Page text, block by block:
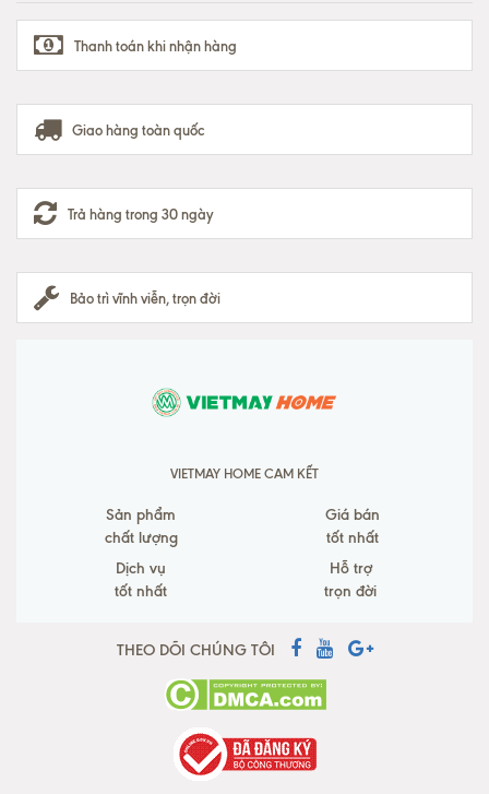
Thanh toán khi nhận hàng
Giao hàng toàn quốc
Trả hàng trong 30 ngày
Bảo trì vĩnh viễn, trọn đời
VIETMAY HOME CAM KẾT
Sản phẩm
chất lượng
Giá bán
tốt nhất
Dịch vụ
tốt nhất
Hỗ trợ
trọn đời
THEO DÕI CHÚNG TÔI